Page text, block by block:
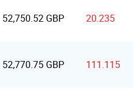
52,750.52 GBP 20.235
52,770.75 GBP 111.115